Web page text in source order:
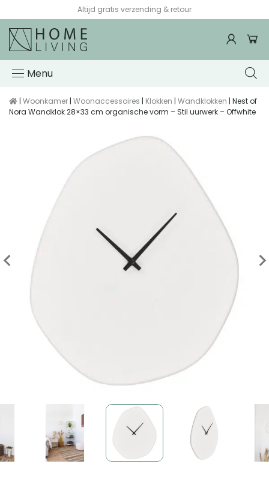
Altijd gratis verzending & retour
Menu
| Woonkamer | Woonaccessoires | Klokken | Wandklokken | Nest of
Nora Wandklok 28×33 cm organische vorm – Stil uurwerk – Offwhite